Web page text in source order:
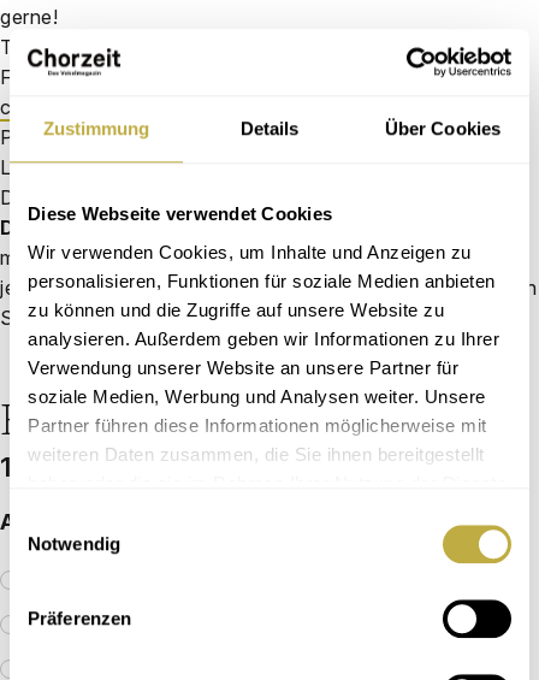
Zustimmung Details Über Cookies
Diese Webseite verwendet Cookies
Wir verwenden Cookies, um Inhalte und Anzeigen zu
personalisieren, Funktionen für soziale Medien anbieten
zu können und die Zugriffe auf unsere Website zu
analysieren. Außerdem geben wir Informationen zu Ihrer
Verwendung unserer Website an unsere Partner für
soziale Medien, Werbung und Analysen weiter. Unsere
Partner führen diese Informationen möglicherweise mit
weiteren Daten zusammen, die Sie ihnen bereitgestellt
Einwilligungsauswahl
Notwendig
Präferenzen
ger­ne!
Tel: (06123) 9238 — 209
Fax: (06123) 9238 — 244
chorzeit[at]vuservice.de
POSTANSCHRIFT
Leser­ser­vice Chor­zeit
D‑65341 Elt­ville
DCV-Mit­glieds-Abos:Bei Fra­gen zu Ihren Abos im Rah­
men der DCV-Mit­glied­schaft wen­den Sie sich an Ihren
jewei­li­gen DCV-Mit­glieds­ver­band. Die Kon­takt­da­ten fin­den
Siehier.
Bestellformular
1. Wählen Sie Ihr Abonnement
Abo-Typ aus­wäh­len *
Chor­zeit-Abo Deutsch­land (40,00 €)
Chor­zeit-Abo Deutsch­land ermä­ßigt (33,00 €)